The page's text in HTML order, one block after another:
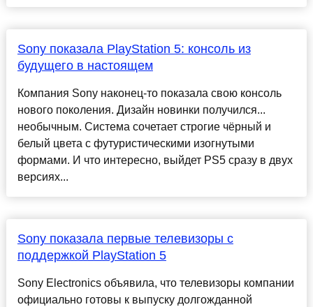
Sony показала PlayStation 5: консоль из
будущего в настоящем
Компания Sony наконец-то показала свою консоль
нового поколения. Дизайн новинки получился...
необычным. Система сочетает строгие чёрный и
белый цвета с футуристическими изогнутыми
формами. И что интересно, выйдет PS5 сразу в двух
версиях...
Sony показала первые телевизоры с
поддержкой PlayStation 5
Sony Electronics объявила, что телевизоры компании
официально готовы к выпуску долгожданной